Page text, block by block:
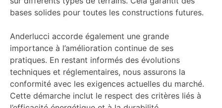
bases solides pour toutes les constructions futures.
Anderlucci accorde également une grande
importance à l’amélioration continue de ses
pratiques. En restant informés des évolutions
techniques et réglementaires, nous assurons la
conformité avec les exigences actuelles du marché.
Cette démarche inclut le respect des critères liés à